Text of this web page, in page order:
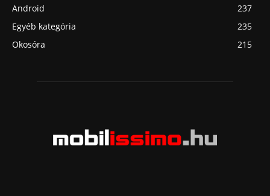
Android
237
Egyéb kategória
235
Okosóra
215